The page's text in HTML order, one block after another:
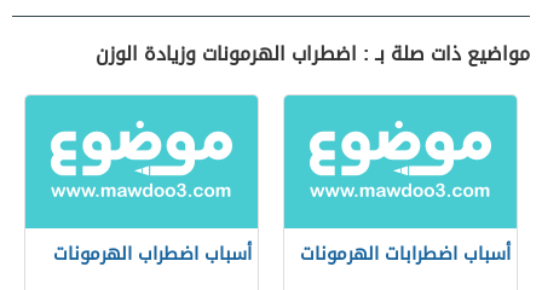
مواضيع ذات صلة بـ : اضطراب الهرمونات وزيادة الوزن
أسباب اضطرابات الهرمونات أسباب اضطراب الهرمونات